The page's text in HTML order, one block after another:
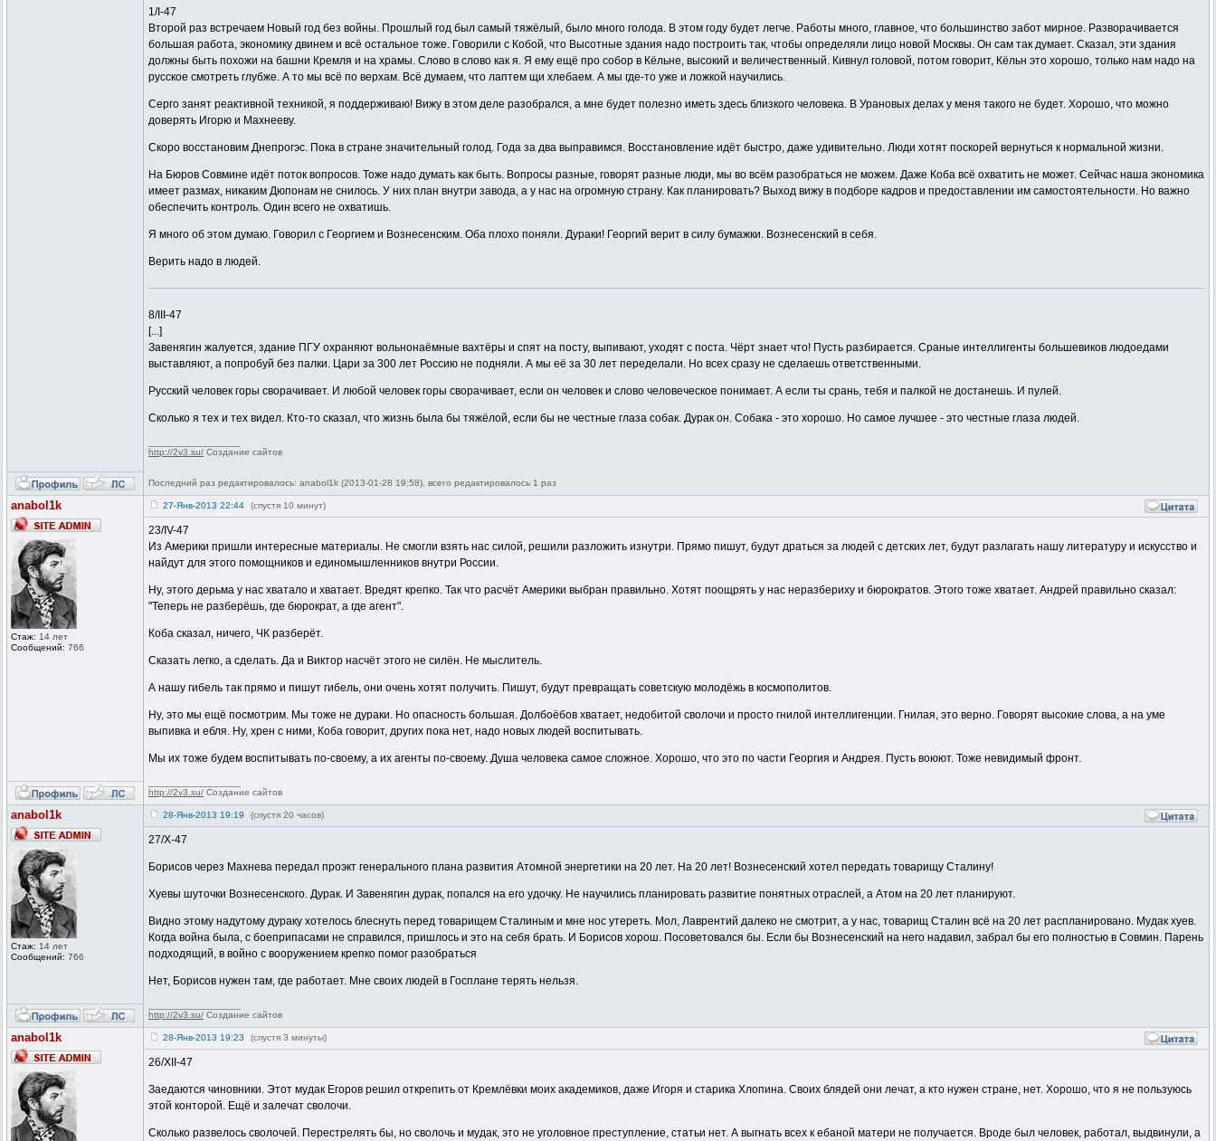
1/I-47
Второй раз встречаем Новый год без войны. Прошлый год был самый тяжёлый, было много голода. В этом году будет легче. Работы много, главное, что большинство забот мирное. Разворачивается
большая работа, экономику двинем и всё остальное тоже. Говорили с Кобой, что Высотные здания надо построить так, чтобы определяли лицо новой Москвы. Он сам так думает. Сказал, эти здания
должны быть похожи на башни Кремля и на храмы. Слово в слово как я. Я ему ещё про собор в Кёльне, высокий и величественный. Кивнул головой, потом говорит, Кёльн это хорошо, только нам надо на
русское смотреть глубже. А то мы всё по верхам. Всё думаем, что лаптем щи хлебаем. А мы где-то уже и ложкой научились.
Серго занят реактивной техникой, я поддерживаю! Вижу в этом деле разобрался, а мне будет полезно иметь здесь близкого человека. В Урановых делах у меня такого не будет. Хорошо, что можно
доверять Игорю и Махнееву.
Скоро восстановим Днепрогэс. Пока в стране значительный голод. Года за два выправимся. Восстановление идёт быстро, даже удивительно. Люди хотят поскорей вернуться к нормальной жизни.
На Бюров Совмине идёт поток вопросов. Тоже надо думать как быть. Вопросы разные, говорят разные люди, мы во всём разобраться не можем. Даже Коба всё охватить не может. Сейчас наша экономика
имеет размах, никаким Дюпонам не снилось. У них план внутри завода, а у нас на огромную страну. Как планировать? Выход вижу в подборе кадров и предоставлении им самостоятельности. Но важно
обеспечить контроль. Один всего не охватишь.
Я много об этом думаю. Говорил с Георгием и Вознесенским. Оба плохо поняли. Дураки! Георгий верит в силу бумажки. Вознесенский в себя.
Верить надо в людей.
8/III-47
[...]
Завенягин жалуется, здание ПГУ охраняют вольнонаёмные вахтёры и спят на посту, выпивают, уходят с поста. Чёрт знает что! Пусть разбирается. Сраные интеллигенты большевиков людоедами
выставляют, а попробуй без палки. Цари за 300 лет Россию не подняли. А мы её за 30 лет переделали. Но всех сразу не сделаешь ответственными.
Русский человек горы сворачивает. И любой человек горы сворачивает, если он человек и слово человеческое понимает. А если ты срань, тебя и палкой не достанешь. И пулей.
Сколько я тех и тех видел. Кто-то сказал, что жизнь была бы тяжёлой, если бы не честные глаза собак. Дурак он. Собака - это хорошо. Но самое лучшее - это честные глаза людей.
http://2v3.su/ Создание сайтов
Последний раз редактировалось: anabol1k (2013-01-28 19:58), всего редактировалось 1 раз
anabol1k
Стаж: 14 лет
Сообщений: 766
27-Янв-2013 22:44 (спустя 10 минут)
23/IV-47
Из Америки пришли интересные материалы. Не смогли взять нас силой, решили разложить изнутри. Прямо пишут, будут драться за людей с детских лет, будут разлагать нашу литературу и искусство и
найдут для этого помощников и единомышленников внутри России.
Ну, этого дерьма у нас хватало и хватает. Вредят крепко. Так что расчёт Америки выбран правильно. Хотят поощрять у нас неразбериху и бюрократов. Этого тоже хватает. Андрей правильно сказал:
"Теперь не разберёшь, где бюрократ, а где агент".
Коба сказал, ничего, ЧК разберёт.
Сказать легко, а сделать. Да и Виктор насчёт этого не силён. Не мыслитель.
А нашу гибель так прямо и пишут гибель, они очень хотят получить. Пишут, будут превращать советскую молодёжь в космополитов.
Ну, это мы ещё посмотрим. Мы тоже не дураки. Но опасность большая. Долбоёбов хватает, недобитой сволочи и просто гнилой интеллигенции. Гнилая, это верно. Говорят высокие слова, а на уме
выпивка и ебля. Ну, хрен с ними, Коба говорит, других пока нет, надо новых людей воспитывать.
Мы их тоже будем воспитывать по-своему, а их агенты по-своему. Душа человека самое сложное. Хорошо, что это по части Георгия и Андрея. Пусть воюют. Тоже невидимый фронт.
http://2v3.su/ Создание сайтов
anabol1k
Стаж: 14 лет
Сообщений: 766
28-Янв-2013 19:19 (спустя 20 часов)
27/X-47
Борисов через Махнева передал проэкт генерального плана развития Атомной энергетики на 20 лет. На 20 лет! Вознесенский хотел передать товарищу Сталину!
Хуевы шуточки Вознесенского. Дурак. И Завенягин дурак, попался на его удочку. Не научились планировать развитие понятных отраслей, а Атом на 20 лет планируют.
Видно этому надутому дураку хотелось блеснуть перед товарищем Сталиным и мне нос утереть. Мол, Лаврентий далеко не смотрит, а у нас, товарищ Сталин всё на 20 лет распланировано. Мудак хуев.
Когда война была, с боеприпасами не справился, пришлось и это на себя брать. И Борисов хорош. Посоветовался бы. Если бы Вознесенский на него надавил, забрал бы его полностью в Совмин. Парень
подходящий, в войно с вооружением крепко помог разобраться
Нет, Борисов нужен там, где работает. Мне своих людей в Госплане терять нельзя.
http://2v3.su/ Создание сайтов
anabol1k 28-Янв-2013 19:23 (спустя 3 минуты)
26/XII-47
Заедаются чиновники. Этот мудак Егоров решил открепить от Кремлёвки моих академиков, даже Игоря и старика Хлопина. Своих блядей они лечат, а кто нужен стране, нет. Хорошо, что я не пользуюсь
этой конторой. Ещё и залечат сволочи.
Сколько развелось сволочей. Перестрелять бы, но сволочь и мудак, это не уголовное преступление, статьи нет. А выгнать всех к ебаной матери не получается. Вроде был человек, работал, выдвинули, а